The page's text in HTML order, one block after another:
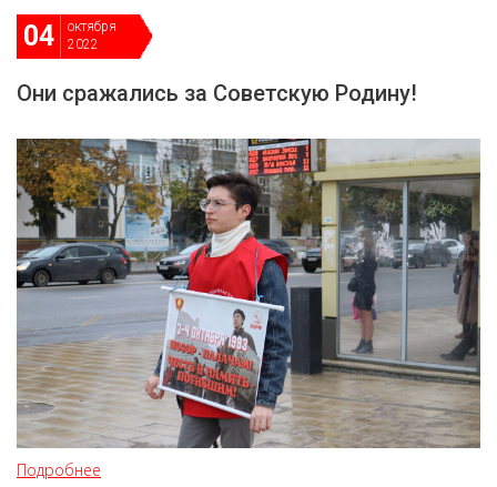
04
октября
2022
Они сражались за Советскую Родину!
Подробнее